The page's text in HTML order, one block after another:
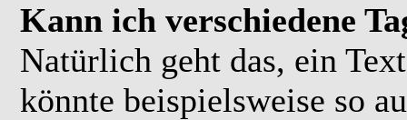
Kann ich verschiedene
Natürlich geht das, ein
könnte beispielsweise so